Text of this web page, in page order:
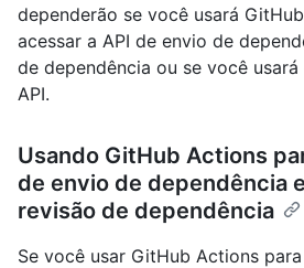
dependerão se você usará
acessar a API de envio de
de dependência ou se você
API.
Usando GitHub Actions
de envio de dependência
revisão de dependência
Se você usar GitHub Actions